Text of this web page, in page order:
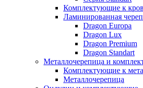
Комплектующие к
Ламинированная
Dragon Europa
Dragon Lux
Dragon Premium
Dragon Standart
Металлочерепица и
Комплектующие к
Металлочерепица